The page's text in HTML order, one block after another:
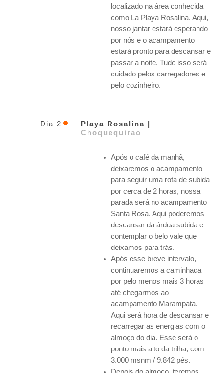
localizado na área conhecida
como La Playa Rosalina. Aqui,
nosso jantar estará esperando
por nós e o acampamento
estará pronto para descansar e
passar a noite. Tudo isso será
cuidado pelos carregadores e
pelo cozinheiro.
Dia 2
Playa Rosalina |
Choquequirao
Após o café da manhã,
deixaremos o acampamento
para seguir uma rota de subida
por cerca de 2 horas, nossa
parada será no acampamento
Santa Rosa. Aqui poderemos
descansar da árdua subida e
contemplar o belo vale que
deixamos para trás.
Após esse breve intervalo,
continuaremos a caminhada
por pelo menos mais 3 horas
até chegarmos ao
acampamento Marampata.
Aqui será hora de descansar e
recarregar as energias com o
almoço do dia. Esse será o
ponto mais alto da trilha, com
3.000 msnm / 9.842 pés.
Depois do almoço, teremos